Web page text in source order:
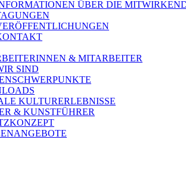
ÜBER DIE
& MITARBEITER
SIND
KULTURERLEBNISSE
& KUNSTFÜHRER